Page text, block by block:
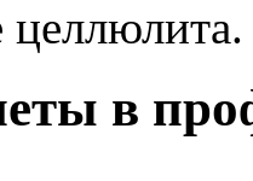
целлюлита.
в